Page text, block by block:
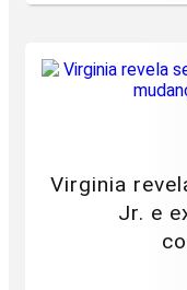
Virginia
Jr. e